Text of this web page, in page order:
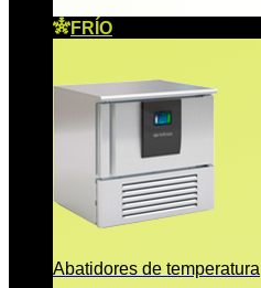
FRÍO
Abatidores de temperatura